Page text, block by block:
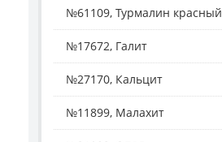
№61109, Турмалин красный
№17672, Галит
№27170, Кальцит
№11899, Малахит